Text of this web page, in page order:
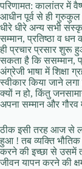
परिणामत: कालांतर
आधीन पूर्व से ही गुरुकुल
धीरे धीरे अन्य सभी
सम्मान, प्रतिष्ठा व धन
ही प्रचार प्रसार शुरू
सकता है कि ससम्मान,
अंग्रेजी भाषा में शिक्षा
स्वीकार किया जाने
क्यों न हो, किंतु
अपना सम्मान और
ठीक इसी तरह आज से
हुआ ! तब व्यक्ति
करने की इच्छा से उसमें
जीवन यापन करने की